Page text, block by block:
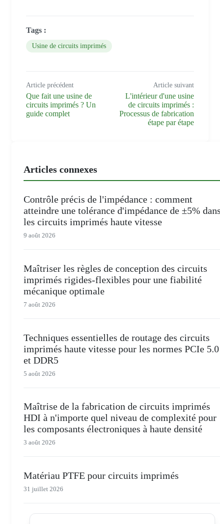
Tags :
Usine de circuits imprimés
Article précédent
Que fait une usine de
circuits imprimés ? Un
guide complet
Article suivant
L'intérieur d'une usine
de circuits imprimés :
Processus de fabrication
étape par étape
Articles connexes
Contrôle précis de l'impédance : comment
atteindre une tolérance d'impédance de ±5%
les circuits imprimés haute vitesse
9 août 2026
Maîtriser les règles de conception des circuits
imprimés rigides-flexibles pour une fiabilité
mécanique optimale
7 août 2026
Techniques essentielles de routage des circuits
imprimés haute vitesse pour les normes PCIe 5.0
et DDR5
5 août 2026
Maîtrise de la fabrication de circuits imprimés
HDI à n'importe quel niveau de complexité pour
les composants électroniques à haute densité
3 août 2026
Matériau PTFE pour circuits imprimés
31 juillet 2026